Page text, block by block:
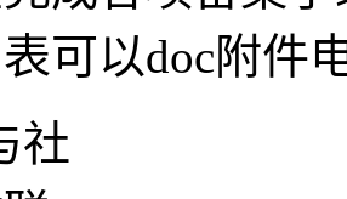
可以doc附件